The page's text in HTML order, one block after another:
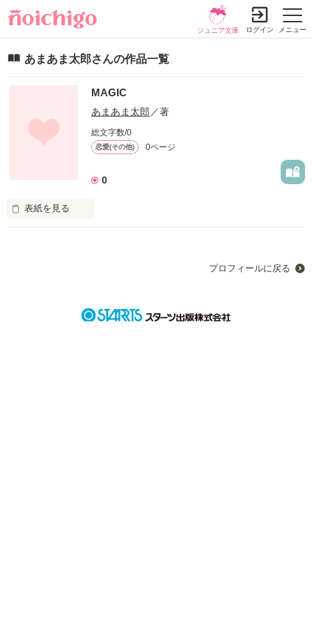
メニュー
ジュニア文庫 ログイン
あまあま太郎さんの作品一覧
MAGIC
あまあま太郎 ／著
総文字数/0
恋愛(その他) 0ページ
0
表紙を見る
プロフィールに戻る